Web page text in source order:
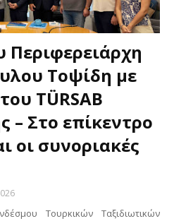
Τοψίδη με
TÜRSAB
– Στο επίκεντρο
οι συνοριακές
Τουρκικών Ταξιδιωτικών